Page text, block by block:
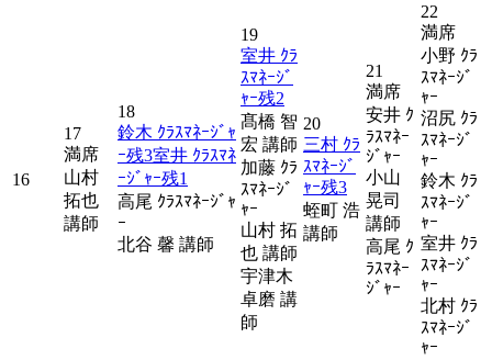
16
17
満席
山村
拓也
講師
18
鈴木 ｸﾗｽﾏﾈｰｼﾞｬ
ｰ残3室井 ｸﾗｽﾏﾈ
ｰｼﾞｬｰ残1
高尾 ｸﾗｽﾏﾈｰｼﾞｬ
ｰ
北谷 馨 講師
19
室井 ｸﾗ
ｽﾏﾈｰｼﾞ
ｬｰ残2
髙橋 智
宏 講師
加藤 ｸﾗ
ｽﾏﾈｰｼﾞ
ｬｰ
山村 拓
也 講師
宇津木
卓磨 講
師
20
三村 ｸﾗ
ｽﾏﾈｰｼﾞ
ｬｰ残3
蛭町 浩
講師
21
満席
安井 ｸ
ﾗｽﾏﾈｰ
ｼﾞｬｰ
小山
晃司
講師
高尾 ｸ
ﾗｽﾏﾈｰ
ｼﾞｬｰ
22
満席
小野 ｸﾗ
ｽﾏﾈｰｼﾞ
ｬｰ
沼尻 ｸﾗ
ｽﾏﾈｰｼﾞ
ｬｰ
鈴木 ｸﾗ
ｽﾏﾈｰｼﾞ
ｬｰ
室井 ｸﾗ
ｽﾏﾈｰｼﾞ
ｬｰ
北村 ｸﾗ
ｽﾏﾈｰｼﾞ
ｬｰ